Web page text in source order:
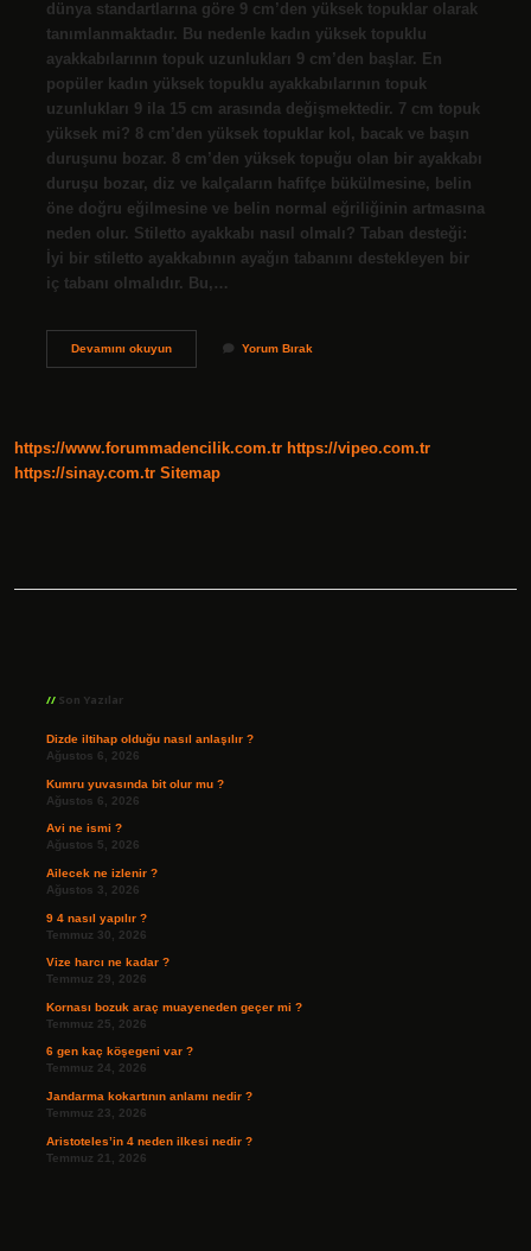
dünya standartlarına göre 9 cm’den yüksek topuklar olarak
tanımlanmaktadır. Bu nedenle kadın yüksek topuklu
ayakkabılarının topuk uzunlukları 9 cm’den başlar. En
popüler kadın yüksek topuklu ayakkabılarının topuk
uzunlukları 9 ila 15 cm arasında değişmektedir. 7 cm topuk
yüksek mi? 8 cm’den yüksek topuklar kol, bacak ve başın
duruşunu bozar. 8 cm’den yüksek topuğu olan bir ayakkabı
duruşu bozar, diz ve kalçaların hafifçe bükülmesine, belin
öne doğru eğilmesine ve belin normal eğriliğinin artmasına
neden olur. Stiletto ayakkabı nasıl olmalı? Taban desteği:
İyi bir stiletto ayakkabının ayağın tabanını destekleyen bir
iç tabanı olmalıdır. Bu,…
Devamını okuyunStiletto
Yorum Bırak
https://www.forummadencilik.com.tr https://vipeo.com.tr
https://sinay.com.tr Sitemap
Son Yazılar
Dizde iltihap olduğu nasıl anlaşılır ?
Ağustos 6, 2026
Kumru yuvasında bit olur mu ?
Ağustos 6, 2026
Avi ne ismi ?
Ağustos 5, 2026
Ailecek ne izlenir ?
Ağustos 3, 2026
9 4 nasıl yapılır ?
Temmuz 30, 2026
Vize harcı ne kadar ?
Temmuz 29, 2026
Kornası bozuk araç muayeneden geçer mi ?
Temmuz 25, 2026
6 gen kaç köşegeni var ?
Temmuz 24, 2026
Jandarma kokartının anlamı nedir ?
Temmuz 23, 2026
Aristoteles’in 4 neden ilkesi nedir ?
Temmuz 21, 2026